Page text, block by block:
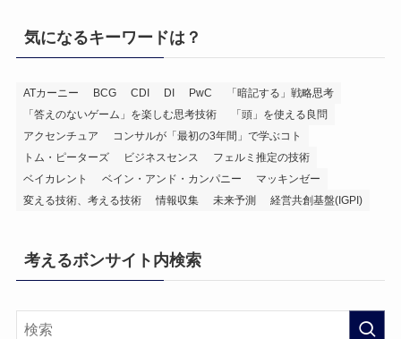
気になるキーワードは？
ATカーニー BCG CDI DI PwC
「暗記する」戦略思考
「答えのないゲーム」を楽しむ思考技術
「頭」を使える良問
アクセンチュア
コンサルが「最初の3年間」で学ぶコト
トム・ピーターズ
ビジネスセンス
フェルミ推定の技術
ベイカレント
ベイン・アンド・カンパニー
マッキンゼー
変える技術、考える技術
情報収集 未来予測 経営共創基盤(IGPI)
考えるボンサイト内検索